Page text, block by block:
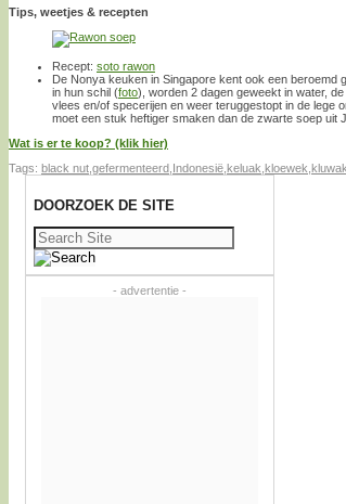
Tips, weetjes & recepten
Recept: soto rawon
De Nonya keuken in Singapore kent ook een beroemd
in hun schil (foto), worden 2 dagen geweekt in water,
vlees en/of specerijen en weer teruggestopt in de lege
moet een stuk heftiger smaken dan de zwarte soep uit
Wat is er te koop? (klik hier)
Tags: black nut gefermenteerd Indonesië keluak kloewek kluwak
DOORZOEK DE SITE
Zoeken
naar:
- advertentie -